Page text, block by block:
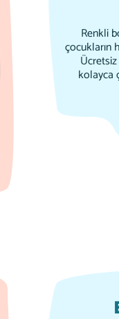
Renkli
çocukların
kolayca